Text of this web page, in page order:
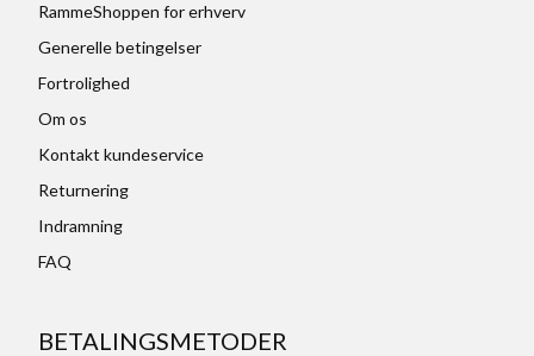
RammeShoppen for erhverv
Generelle betingelser
Fortrolighed
Om os
Kontakt kundeservice
Returnering
Indramning
FAQ
BETALINGSMETODER